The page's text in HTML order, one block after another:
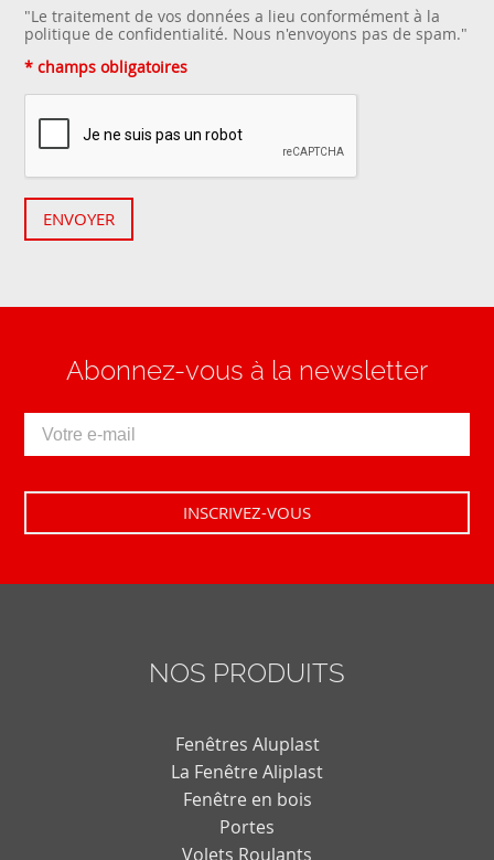
"Le traitement de vos données a lieu conformément à la
politique de confidentialité. Nous n'envoyons pas de spam."
* champs obligatoires
ENVOYER
Abonnez-vous à la newsletter
NOS PRODUITS
Fenêtres Aluplast
La Fenêtre Aliplast
Fenêtre en bois
Portes
Volets Roulants